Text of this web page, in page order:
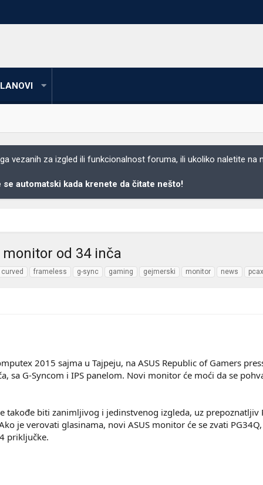
vezanih za izgled ili funkcionalnost foruma, ili ukoliko naletite na
se automatski kada krenete da čitate nešto!
od 34 inča
curved frameless g-sync gaming gejmerski monitor news
2015 sajma u Tajpeju, na ASUS Republic of Gamers
sa G-Syncom i IPS panelom. Novi monitor će moći da se
takođe biti zanimljivog i jedinstvenog izgleda, uz prepoznatljiv
je verovati glasinama, novi ASUS monitor će se zvati
priključke.